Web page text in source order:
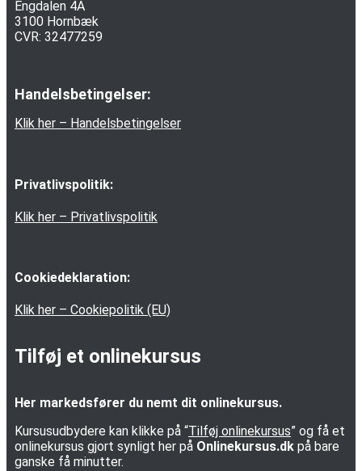
Engdalen 4A
3100 Hornbæk
CVR: 32477259
Handelsbetingelser:
Klik her – Handelsbetingelser
Privatlivspolitik:
Klik her – Privatlivspolitik
Cookiedeklaration:
Klik her – Cookiepolitik (EU)
Tilføj et onlinekursus
Her markedsfører du nemt dit onlinekursus.
Kursusudbydere kan klikke på “Tilføj onlinekursus” og få et
onlinekursus gjort synligt her på Onlinekursus.dk på bare
ganske få minutter.